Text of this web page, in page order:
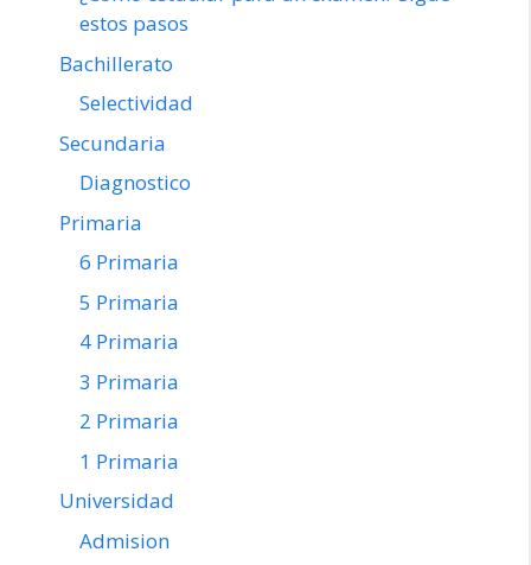
estos pasos
Bachillerato
Selectividad
Secundaria
Diagnostico
Primaria
6 Primaria
5 Primaria
4 Primaria
3 Primaria
2 Primaria
1 Primaria
Universidad
Admision